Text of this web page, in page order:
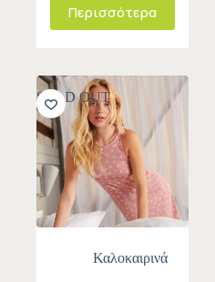
Περισσότερα
SOLD OUT
Καλοκαιρινά